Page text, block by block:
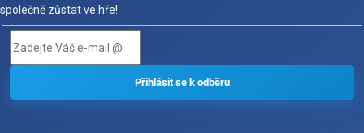
společně zůstat ve hře!